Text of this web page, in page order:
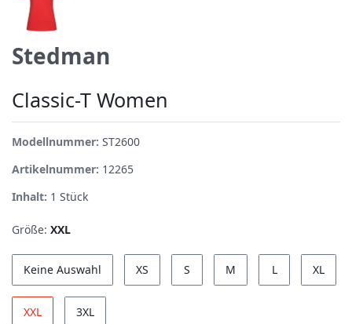
Stedman
Classic-T Women
Modellnummer: ST2600
Artikelnummer: 12265
Inhalt: 1 Stück
Größe: XXL
Keine Auswahl XS S M L XL
XXL 3XL